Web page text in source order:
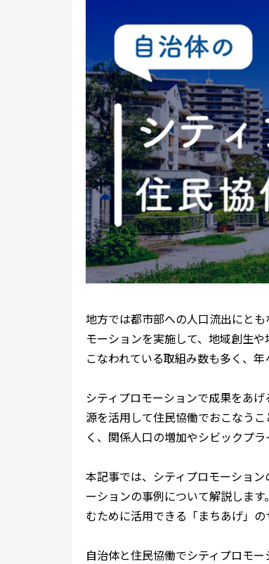
地方では都市部への人口流出にと
モーションを実施して、地域創生
こなわれている取組み数も多く、
シティプロモーションで成果をあ
源を活用して住民協働でおこなう
く、関係人口の増加やシビックプ
本記事では、シティプロモーショ
ーションの事例について解説しま
むために活用できる「まちあげ」の
自治体と住民協働でシティプロモ